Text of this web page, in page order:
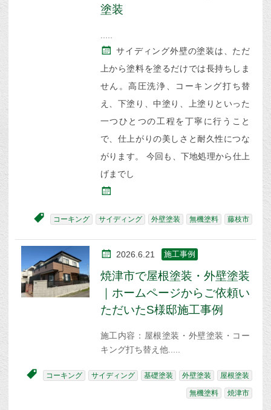
塗装
サイディング外壁の塗装は、ただ
上から塗料を塗るだけでは長持ちしま
せん。高圧洗浄、コーキング打ち替
え、下塗り、中塗り、上塗りといった
一つひとつの工程を丁寧に行うこと
で、仕上がりの美しさと耐久性につな
がります。 今回も、下地処理から仕上
げまでし
コーキング サイディング 外壁塗装 無機塗料 藤枝市
2026.6.21 施工事例
焼津市で屋根塗装・外壁塗装
｜ホームページからご依頼い
ただいたS様邸施工事例
施工内容：屋根塗装・外壁塗装・コー
キング打ち替え他
コーキング サイディング 基礎塗装 外壁塗装 屋根塗装
無機塗料 焼津市